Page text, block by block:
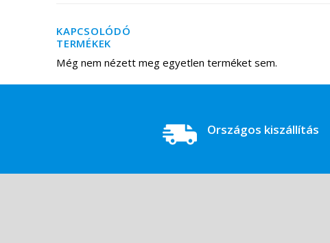
KAPCSOLÓDÓ
TERMÉKEK
Még nem nézett meg egyetlen terméket sem.
Országos kiszállítás